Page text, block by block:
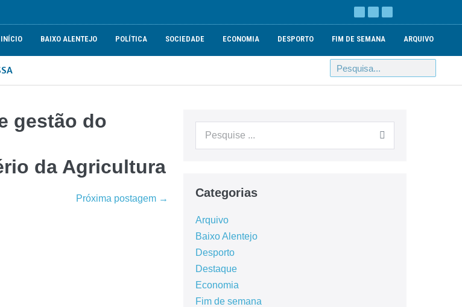
INÍCIO BAIXO ALENTEJO POLÍTICA SOCIEDADE ECONOMIA DESPORTO FIM DE SEMANA ARQUIVO
gestão do
da Agricultura
Próxima postagem → Categorias
Arquivo
Baixo Alentejo
Desporto
Destaque
Economia
Fim de semana